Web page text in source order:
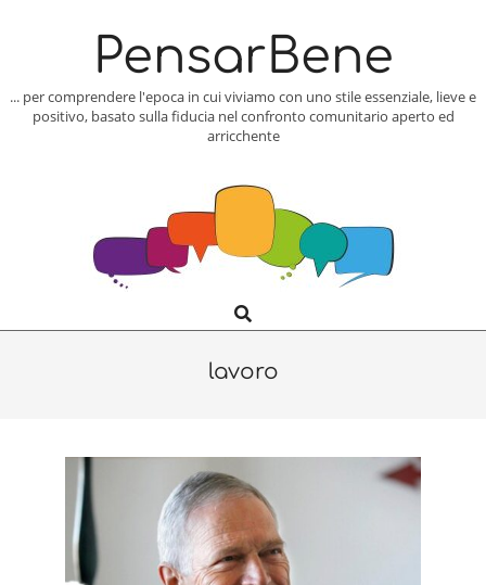
PensarBene
... per comprendere l'epoca in cui viviamo con uno stile essenziale, lieve e
positivo, basato sulla fiducia nel confronto comunitario aperto ed
arricchente
Navigation
Search
lavoro